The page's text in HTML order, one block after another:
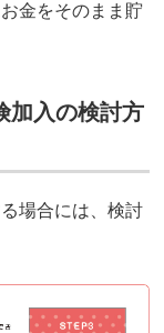
金をそのまま貯
入の検討方
場合には、検討